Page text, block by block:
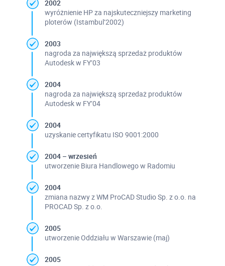
2002
wyróżnienie HP za najskuteczniejszy marketing
ploterów (Istambul’2002)
2003
nagroda za największą sprzedaż produktów
Autodesk w FY’03
2004
nagroda za największą sprzedaż produktów
Autodesk w FY’04
2004
uzyskanie certyfikatu ISO 9001:2000
2004 – wrzesień
utworzenie Biura Handlowego w Radomiu
2004
zmiana nazwy z WM ProCAD Studio Sp. z o.o. na
PROCAD Sp. z o.o.
2005
utworzenie Oddziału w Warszawie (maj)
2005